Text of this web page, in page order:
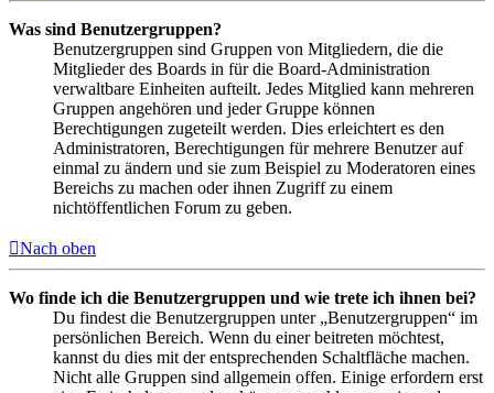
Was sind Benutzergruppen?
Benutzergruppen sind Gruppen von Mitgliedern, die die
Mitglieder des Boards in für die Board-Administration
verwaltbare Einheiten aufteilt. Jedes Mitglied kann mehreren
Gruppen angehören und jeder Gruppe können
Berechtigungen zugeteilt werden. Dies erleichtert es den
Administratoren, Berechtigungen für mehrere Benutzer auf
einmal zu ändern und sie zum Beispiel zu Moderatoren eines
Bereichs zu machen oder ihnen Zugriff zu einem
nichtöffentlichen Forum zu geben.
Nach oben
Wo finde ich die Benutzergruppen und wie trete ich ihnen bei?
Du findest die Benutzergruppen unter „Benutzergruppen“ im
persönlichen Bereich. Wenn du einer beitreten möchtest,
kannst du dies mit der entsprechenden Schaltfläche machen.
Nicht alle Gruppen sind allgemein offen. Einige erfordern erst